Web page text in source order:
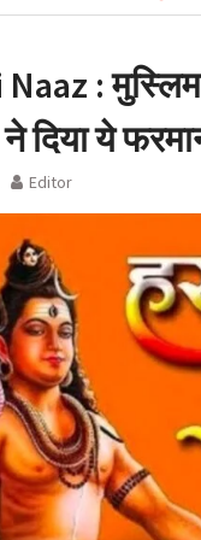
: मुस्लिम
दिया ये
Editor